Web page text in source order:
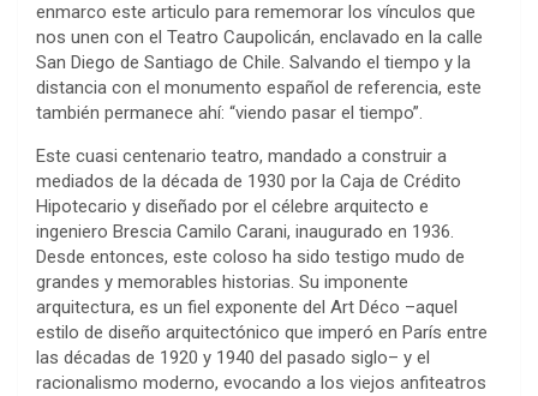
enmarco este articulo para rememorar los vínculos que
nos unen con el Teatro Caupolicán, enclavado en la calle
San Diego de Santiago de Chile. Salvando el tiempo y la
distancia con el monumento español de referencia, este
también permanece ahí: “viendo pasar el tiempo”.
Este cuasi centenario teatro, mandado a construir a
mediados de la década de 1930 por la Caja de Crédito
Hipotecario y diseñado por el célebre arquitecto e
ingeniero Brescia Camilo Carani, inaugurado en 1936.
Desde entonces, este coloso ha sido testigo mudo de
grandes y memorables historias. Su imponente
arquitectura, es un fiel exponente del Art Déco –aquel
estilo de diseño arquitectónico que imperó en París entre
las décadas de 1920 y 1940 del pasado siglo– y el
racionalismo moderno, evocando a los viejos anfiteatros